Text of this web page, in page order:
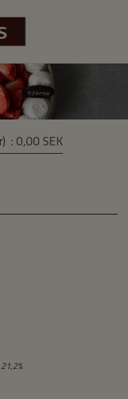
: 0,00 SEK